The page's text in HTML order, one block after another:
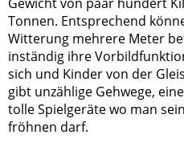
Tonnen. Entsprechend
Witterung mehrere Meter
inständig ihre
sich und Kinder von der
gibt unzählige Gehwege,
tolle Spielgeräte wo man
fröhnen darf.